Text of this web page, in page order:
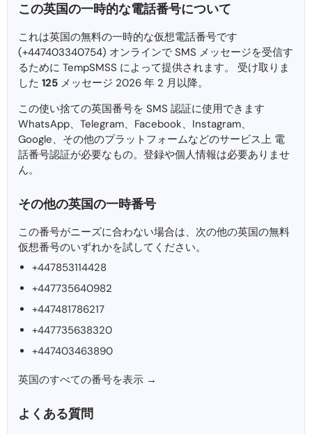
この英国の一時的な電話番号について
これは英国の無料の一時的な仮想電話番号です
(+447403340754) オンラインで SMS メッセージを受信す
るために TempSMSS によって提供されます。 受け取りま
した 125 メッセージ 2026 年 2 月以降。
この使い捨ての英国番号を SMS 認証に使用できます
WhatsApp、Telegram、Facebook、Instagram、
Google、その他のプラットフォームなどのサービス上 電
話番号認証が必要なもの。登録や個人情報は必要ありませ
ん。
その他の英国の一時番号
この番号がニーズに合わない場合は、次の他の英国の無料
仮想番号のいずれかを試してください。
+447853114428
+447735640982
+447481786217
+447735638320
+447403463890
英国のすべての番号を表示 →
よくある質問